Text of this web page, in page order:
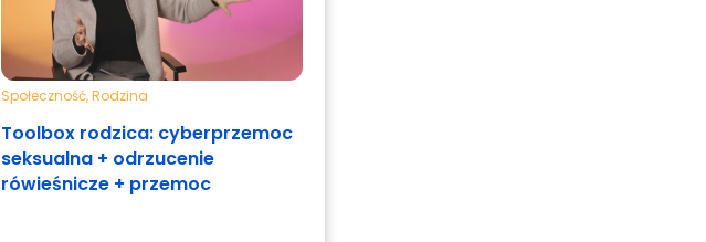
Społeczność,Rodzina
Toolbox rodzica: cyberprzemoc
seksualna + odrzucenie
rówieśnicze + przemoc